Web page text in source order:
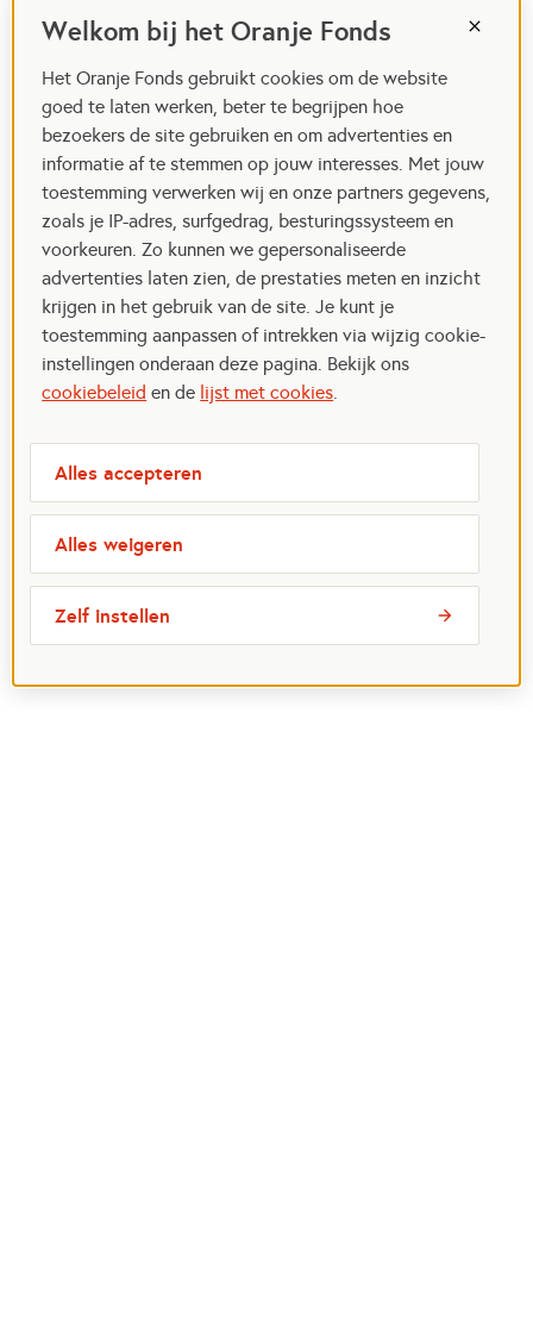
Welkom bij het Oranje Fonds
Het Oranje Fonds gebruikt cookies om de website
goed te laten werken, beter te begrijpen hoe
bezoekers de site gebruiken en om advertenties en
informatie af te stemmen op jouw interesses. Met jouw
toestemming verwerken wij en onze partners gegevens,
zoals je IP-adres, surfgedrag, besturingssysteem en
voorkeuren. Zo kunnen we gepersonaliseerde
advertenties laten zien, de prestaties meten en inzicht
krijgen in het gebruik van de site. Je kunt je
toestemming aanpassen of intrekken via wijzig cookie-
instellingen onderaan deze pagina. Bekijk ons
cookiebeleid en de lijst met cookies.
Alles accepteren
Alles weigeren
Zelf instellen